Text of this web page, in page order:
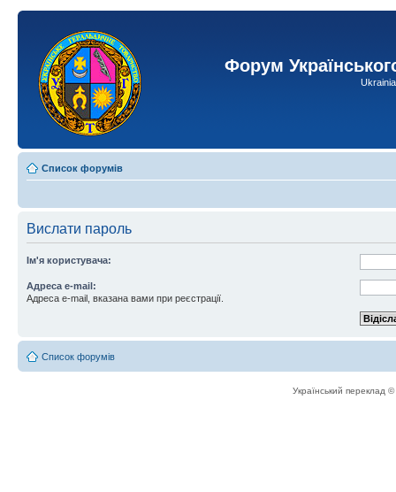
Форум
Список форумів
Вислати пароль
Ім'я користувача:
Адреса e-mail:
Адреса e-mail, вказана вами при реєстрації.
Список форумів
Український переклад